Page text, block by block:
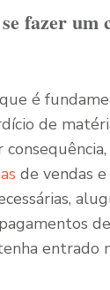
fazer um
é
de
de vendas
entrado